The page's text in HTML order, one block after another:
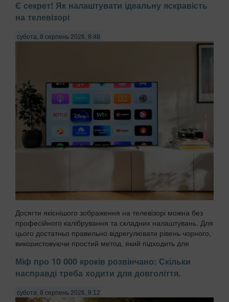
Є секрет! Як налаштувати ідеальну яскравість
на телевізорі
субота, 8 серпень 2026, 8:48
Досягти якіснішого зображення на телевізорі можна без
професійного калібрування та складних налаштувань. Для
цього достатньо правильно відрегулювати рівень чорного,
використовуючи простий метод, який підходить для
Міф про 10 000 кроків розвінчано: Скільки
насправді треба ходити для довголіття.
субота, 8 серпень 2026, 8:12